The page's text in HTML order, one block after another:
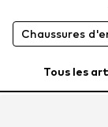
Chaussures
Tous les